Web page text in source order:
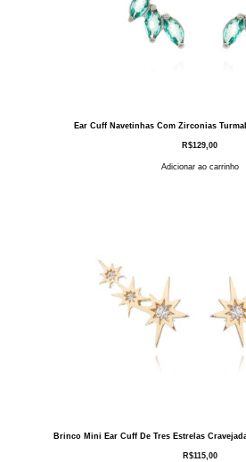
Ear Cuff Navetinhas Com Zirconias
R$129,00
Adicionar ao carrinho
Brinco Mini Ear Cuff De Tres Estrelas
R$115,00